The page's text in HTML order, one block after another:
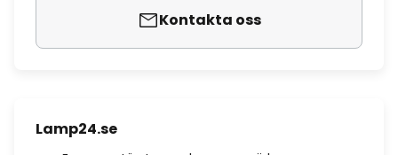
Kontakta oss
Lamp24.se